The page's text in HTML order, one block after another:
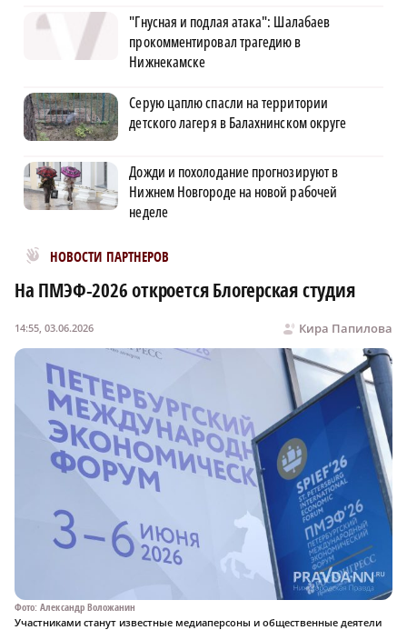
"Гнусная и подлая атака": Шалабаев
прокомментировал трагедию в
Нижнекамске
Серую цаплю спасли на территории
детского лагеря в Балахнинском округе
Дожди и похолодание прогнозируют в
Нижнем Новгороде на новой рабочей
неделе
НОВОСТИ ПАРТНЕРОВ
Новости МирТесен
На ПМЭФ-2026 откроется Блогерская студия
Кира Папилова
14:55, 03.06.2026
Фото: Александр Воложанин
Участниками станут известные медиаперсоны и общественные деятели